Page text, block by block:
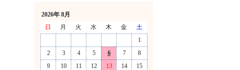
2026年 8月
日
月 火 水 木 金
土
1
2
3 4 5 6 7
8
9
10 11 12 13 14
15